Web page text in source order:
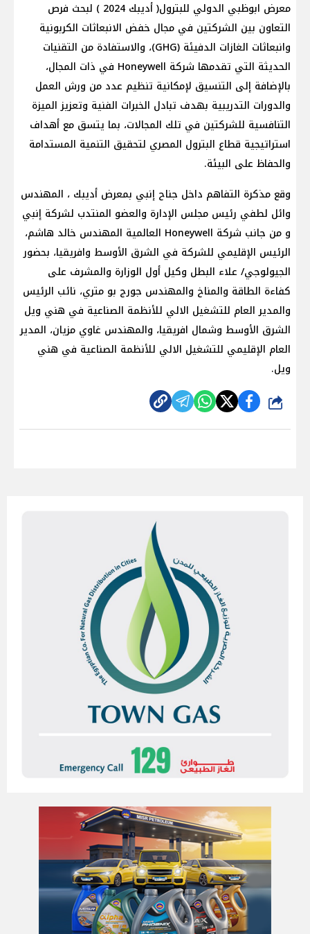
معرض ابوظبي الدولي للبترول( أديبك 2024 ) لبحث فرص
التعاون بين الشركتين في مجال خفض الانبعاثات الكربونية
وانبعاثات الغازات الدفيئة (GHG)، والاستفادة من التقنيات
الحديثة التي تقدمها شركة Honeywell في ذات المجال،
بالإضافة إلى التنسيق لإمكانية تنظيم عدد من ورش العمل
والدورات التدريبية بهدف تبادل الخبرات الفنية وتعزيز الميزة
التنافسية للشركتين في تلك المجالات، بما يتسق مع أهداف
استراتيجية قطاع البترول المصري لتحقيق التنمية المستدامة
والحفاظ على البيئة.
وقع مذكرة التفاهم داخل جناح إنبي بمعرض أديبك ، المهندس
وائل لطفي رئيس مجلس الإدارة والعضو المنتدب لشركة إنبي
و من جانب شركة Honeywell العالمية المهندس خالد هاشم،
الرئيس الإقليمي للشركة في الشرق الأوسط وافريقيا، بحضور
الجيولوجي/ علاء البطل وكيل أول الوزارة والمشرف على
كفاءة الطاقة والمناخ والمهندس جورج بو متري، نائب الرئيس
والمدير العام للتشغيل الالي للأنظمة الصناعية في هني ويل
الشرق الأوسط وشمال افريقيا، والمهندس غاوي مزيان، المدير
العام الإقليمي للتشغيل الالي للأنظمة الصناعية في هني
ويل.
شارك